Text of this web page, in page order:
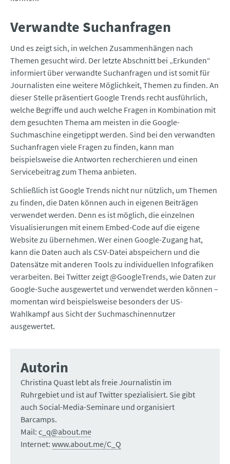
Verwandte Suchanfragen
Und es zeigt sich, in welchen Zusammenhängen nach
Themen gesucht wird. Der letzte Abschnitt bei „Erkunden“
informiert über verwandte Suchanfragen und ist somit für
Journalisten eine weitere Möglichkeit, Themen zu finden. An
dieser Stelle präsentiert Google Trends recht ausführlich,
welche Begriffe und auch welche Fragen in Kombination mit
dem gesuchten Thema am meisten in die Google-
Suchmaschine eingetippt werden. Sind bei den verwandten
Suchanfragen viele Fragen zu finden, kann man
beispielsweise die Antworten recherchieren und einen
Servicebeitrag zum Thema anbieten.
Schließlich ist Google Trends nicht nur nützlich, um Themen
zu finden, die Daten können auch in eigenen Beiträgen
verwendet werden. Denn es ist möglich, die einzelnen
Visualisierungen mit einem Embed-Code auf die eigene
Website zu übernehmen. Wer einen Google-Zugang hat,
kann die Daten auch als CSV-Datei abspeichern und die
Datensätze mit anderen Tools zu individuellen Infografiken
verarbeiten. Bei Twitter zeigt @GoogleTrends, wie Daten zur
Google-Suche ausgewertet und verwendet werden können –
momentan wird beispielsweise besonders der US-
Wahlkampf aus Sicht der Suchmaschinennutzer
ausgewertet.
Autorin
Christina Quast lebt als freie Journalistin im
Ruhrgebiet und ist auf Twitter spezialisiert. Sie gibt
auch Social-Media-Seminare und organisiert
Barcamps.
Mail: c_q@about.me
Internet: www.about.me/C_Q